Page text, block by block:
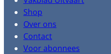
Shop
Over ons
Contact
Voor abonnees